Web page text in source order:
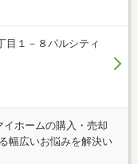
目１－８パルシティ
ホームの購入・売却
幅広いお悩みを解決い
す。相続不動産でお困